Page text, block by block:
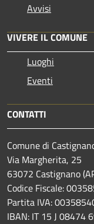
Avvisi
VIVERE IL COMUNE
Luoghi
Eventi
CONTATTI
Comune di
Via Margherita, 25
63072 Castignano
Codice Fiscale:
Partita IVA:
IBAN: IT 15 J 08474